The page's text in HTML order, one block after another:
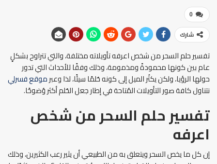
0
شارك
تفسير حلم السحر من شخص اعرفه تأويلاته مختلفة، والتي تتراوح بشكلٍ
عام بين كونها محمودةً ومذمومة، وذلك وفقًا للأحداث التي تدور
حولها الرؤيا، ولكن يكثُر الميل إلى كونه حُلمًا سيئًا، لذا وعبرموقع فسرلي
نتناول كافة صور التأويلات المُتاحة في إطار جعل الحُلم أكثر وُضوحًا.
تفسير حلم السحر من شخص
اعرفه
إن كل ما يخص السحر ويتعلق به من الطبيعي أن يثير رعب الكثيرين، وذلك